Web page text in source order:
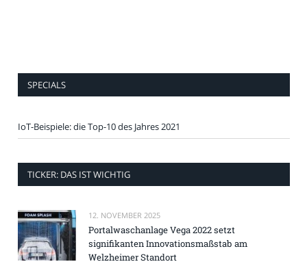
SPECIALS
IoT-Beispiele: die Top-10 des Jahres 2021
TICKER: DAS IST WICHTIG
12. NOVEMBER 2025
Portalwaschanlage Vega 2022 setzt
signifikanten Innovationsmaßstab am
Welzheimer Standort